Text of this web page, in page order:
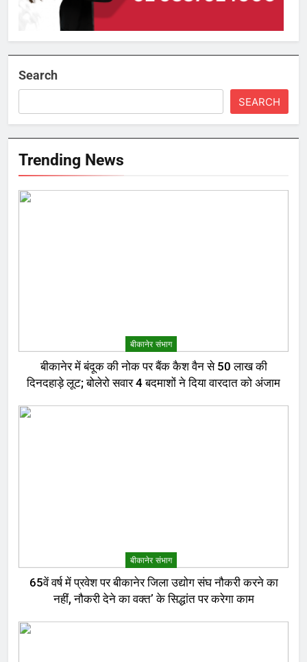
Search
SEARCH
Trending News
बीकानेर संभाग
बीकानेर में बंदूक की नोक पर बैंक कैश वैन से 50 लाख की
दिनदहाड़े लूट; बोलेरो सवार 4 बदमाशों ने दिया वारदात को अंजाम
बीकानेर संभाग
65वें वर्ष में प्रवेश पर बीकानेर जिला उद्योग संघ नौकरी करने का
नहीं, नौकरी देने का वक्त’ के सिद्धांत पर करेगा काम